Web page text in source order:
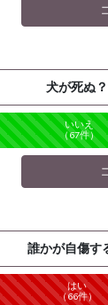
犬が死ぬ？
いいえ
（67件）
誰かが自傷す
はい
（66件）